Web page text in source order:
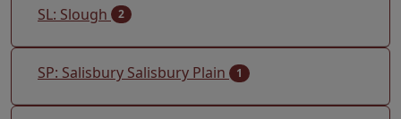
SL: Slough 2
SP: Salisbury Salisbury Plain 1